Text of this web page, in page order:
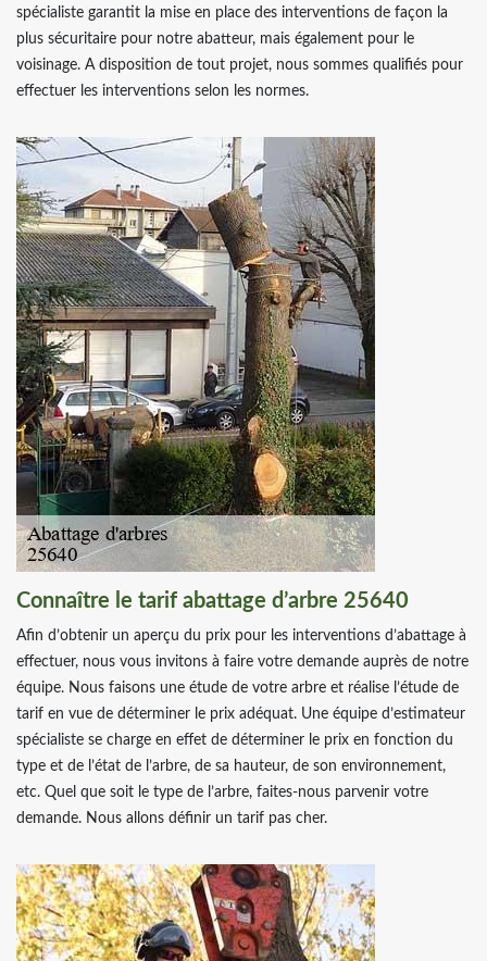
spécialiste garantit la mise en place des interventions de façon la
plus sécuritaire pour notre abatteur, mais également pour le
voisinage. A disposition de tout projet, nous sommes qualifiés pour
effectuer les interventions selon les normes.
Connaître le tarif abattage d’arbre 25640
Afin d’obtenir un aperçu du prix pour les interventions d’abattage à
effectuer, nous vous invitons à faire votre demande auprès de notre
équipe. Nous faisons une étude de votre arbre et réalise l’étude de
tarif en vue de déterminer le prix adéquat. Une équipe d’estimateur
spécialiste se charge en effet de déterminer le prix en fonction du
type et de l’état de l’arbre, de sa hauteur, de son environnement,
etc. Quel que soit le type de l’arbre, faites-nous parvenir votre
demande. Nous allons définir un tarif pas cher.